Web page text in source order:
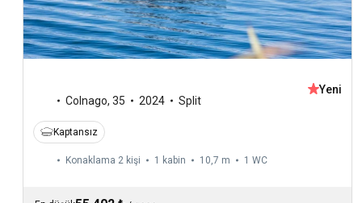
Colnago, 35 2024 Split
Yeni
Kaptansız
Konaklama 2 kişi 1 kabin 10,7 m 1 WC